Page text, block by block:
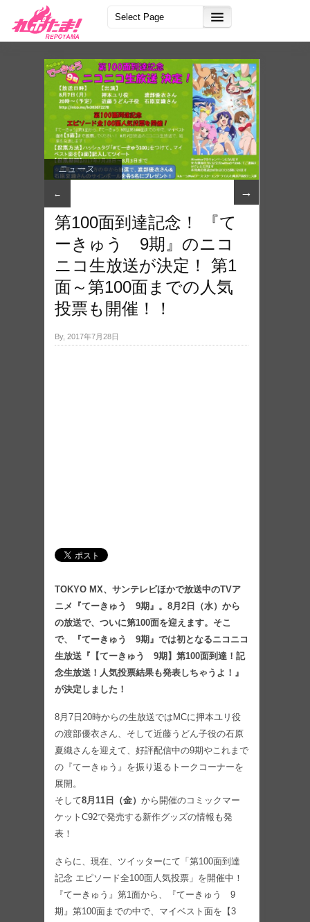
ニュース
← →
第100面到達記念！ 『て
ーきゅう 9期』のニコ
ニコ生放送が決定！ 第1
面～第100面までの人気
投票も開催！！
By, 2017年7月28日
TOKYO MX、サンテレビほかで放送中のTVア
ニメ『てーきゅう 9期』。8月2日（水）から
の放送で、ついに第100面を迎えます。そこ
で、『てーきゅう 9期』では初となるニコニコ
生放送『【てーきゅう 9期】第100面到達！記
念生放送！人気投票結果も発表しちゃうよ！』
が決定しました！
8月7日20時からの生放送ではMCに押本ユリ役
の渡部優衣さん、そして近藤うどん子役の石原
夏織さんを迎えて、好評配信中の9期やこれまで
の『てーきゅう』を振り返るトークコーナーを
展開。
そして8月11日（金） から開催のコミックマー
ケットC92で発売する新作グッズの情報も発
表！
さらに、現在、ツイッターにて「第100面到達
記念 エピソード全100面人気投票」を開催中！
『てーきゅう』第1面から、『てーきゅう 9
期』第100面までの中で、マイベスト面を【3